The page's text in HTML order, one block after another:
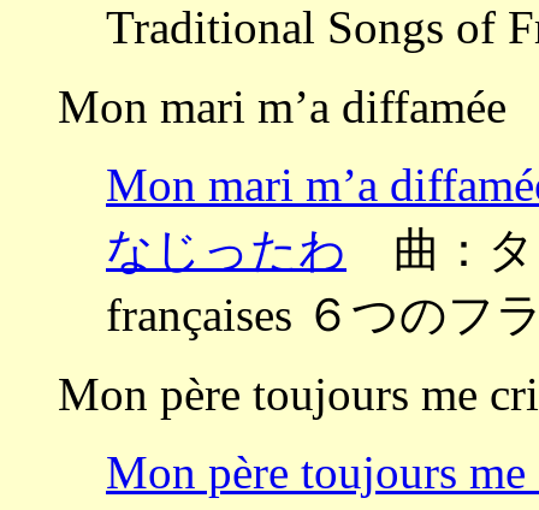
Traditional Songs of
Mon mari m’a diffamée
Mon mari m’a
なじったわ 曲：タ
françaises ６つのフ
Mon père toujours me
Mon père toujours